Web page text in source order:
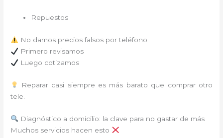
Repuestos
No damos precios falsos por teléfono
Primero revisamos
Luego cotizamos
Reparar casi siempre es más barato que comprar otro
tele.
Diagnóstico a domicilio: la clave para no gastar de más
Muchos servicios hacen esto